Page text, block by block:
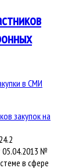
в СМИ
№
в сфере